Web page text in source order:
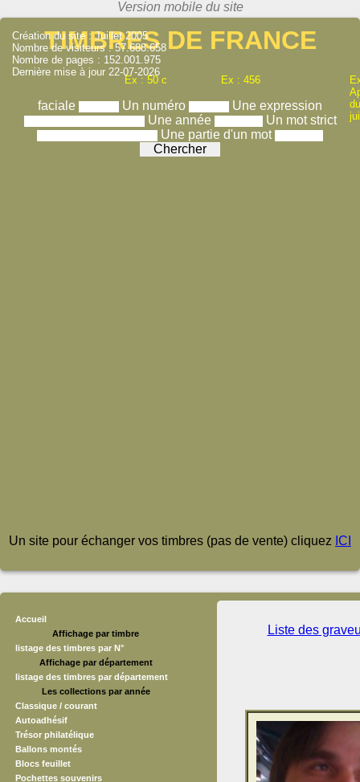
TIMBRES DE FRANCE
Ex : 50 c Ex : 456
faciale Un numéro
Une expression
Une année
Un mot strict
Une partie d'un mot
Création du site : Juillet 2005
Nombre de visiteurs : 57.688.658
Nombre de pages : 152.001.975
Dernière mise à jour 22-07-2026
Un site pour échanger vos timbres (pas de vente) cliquez ICI
Accueil
Affichage par timbre
listage des timbres par N°
Affichage par département
listage des timbres par département
Les collections par année
Classique / courant
Autoadhésif
Trésor philatélique
Ballons montés
Blocs feuillet
Pochettes souvenirs
Liste des